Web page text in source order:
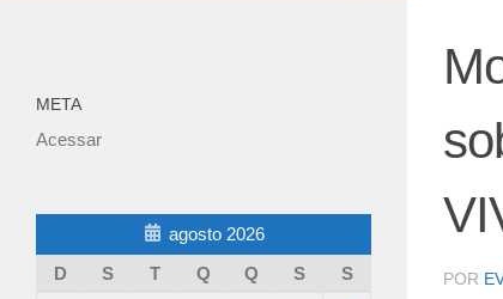
POR
META
Acessar
agosto 2026
D
S T Q Q S
S